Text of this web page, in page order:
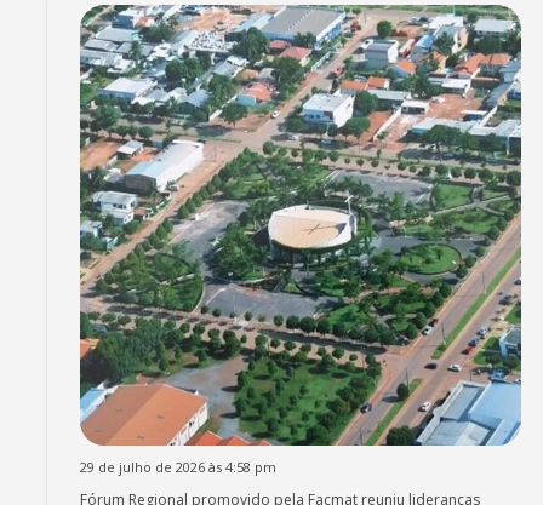
29 de julho de 2026 às 4:58 pm
Fórum Regional promovido pela Facmat reuniu lideranças